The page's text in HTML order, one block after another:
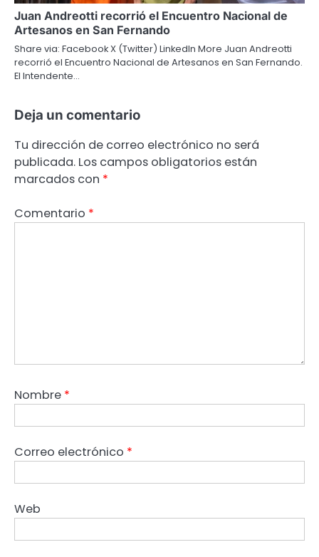
Juan Andreotti recorrió el Encuentro Nacional de
Artesanos en San Fernando
Share via: Facebook X (Twitter) LinkedIn More Juan Andreotti
recorrió el Encuentro Nacional de Artesanos en San Fernando.
El Intendente…
Deja un comentario
Tu dirección de correo electrónico no será
publicada. Los campos obligatorios están
marcados con *
Comentario *
Nombre *
Correo electrónico *
Web